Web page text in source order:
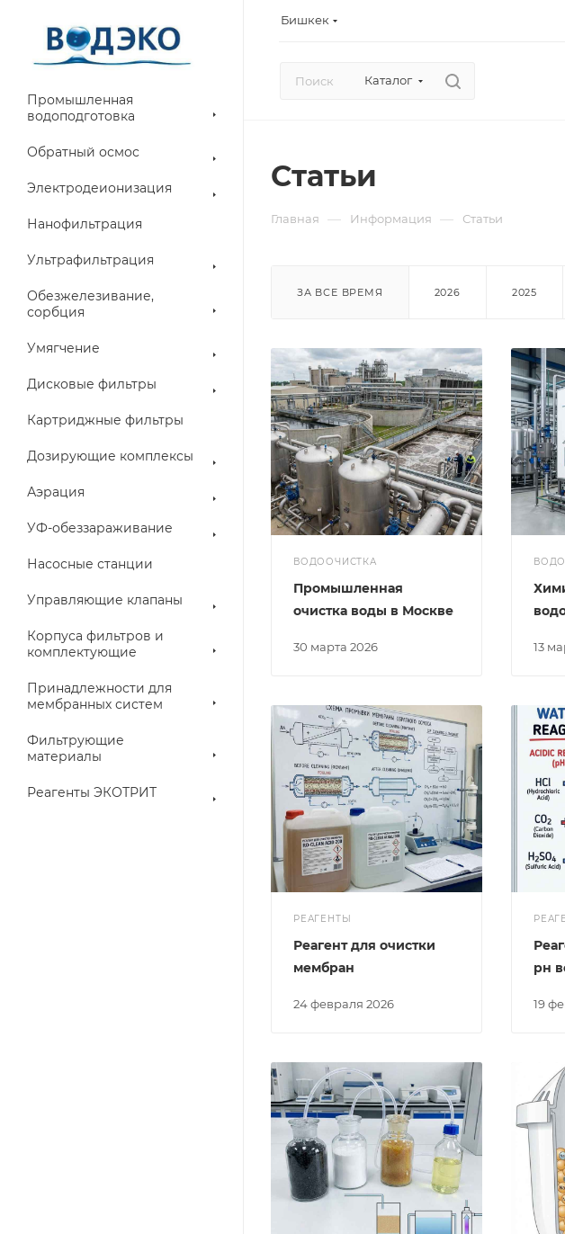
Бишкек
Каталог
Промышленная
водоподготовка
Обратный осмос
Электродеионизация
Нанофильтрация
Ультрафильтрация
Обезжелезивание,
сорбция
Умягчение
Дисковые фильтры
Картриджные фильтры
Дозирующие комплексы
Аэрация
УФ-обеззараживание
Насосные станции
Управляющие клапаны
Корпуса фильтров и
комплектующие
Принадлежности для
мембранных систем
Фильтрующие
материалы
Реагенты ЭКОТРИТ
Статьи
Главная — Информация — Статьи
ЗА ВСЕ ВРЕМЯ 2026 2025
ВОДООЧИСТКА
30 марта 2026
Промышленная
очистка воды в Москве
13
РЕАГЕНТЫ
24 февраля 2026
Реагент для очистки
мембран
19
рн